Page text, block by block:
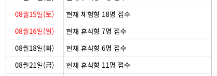
08월15일(토)
현재 체험형 18명 접수
08월16일(일)
현재 휴식형 7명 접수
08월18일(화)
현재 휴식형 6명 접수
08월21일(금)
현재 휴식형 11명 접수